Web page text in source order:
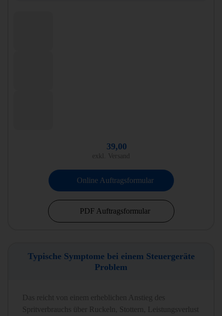
39,00
exkl. Versand
Online Auftragsformular
PDF Auftragsformular
Typische Symptome bei einem Steuergeräte
Problem
Das reicht von einem erheblichen Anstieg des
Spritverbrauchs über Ruckeln, Stottern, Leistungsverlust